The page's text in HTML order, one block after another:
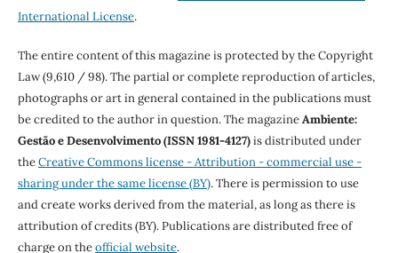
International License.
The entire content of this magazine is protected by the Copyright
Law (9,610 / 98). The partial or complete reproduction of articles,
photographs or art in general contained in the publications must
be credited to the author in question. The magazineAmbiente:
Gestão e Desenvolvimento (ISSN 1981-4127)is distributed under
theCreative Commons license - Attribution - commercial use -
sharing under the same license (BY). There is permission to use
and create works derived from the material, as long as there is
attribution of credits (BY). Publications are distributed free of
charge on theofficial website.